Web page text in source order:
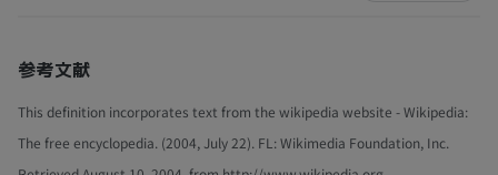
参考文献
This definition incorporates text from the wikipedia website - Wikipedia:
The free encyclopedia. (2004, July 22). FL: Wikimedia Foundation, Inc.